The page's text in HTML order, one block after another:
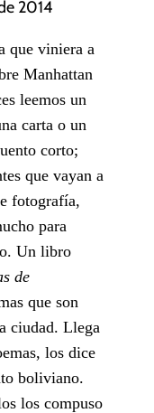
2014
que viniera a
Manhattan
leemos un
carta o un
corto;
que vayan a
fotografía,
para
Un libro
de
que son
ciudad. Llega
los dice
boliviano.
los compuso